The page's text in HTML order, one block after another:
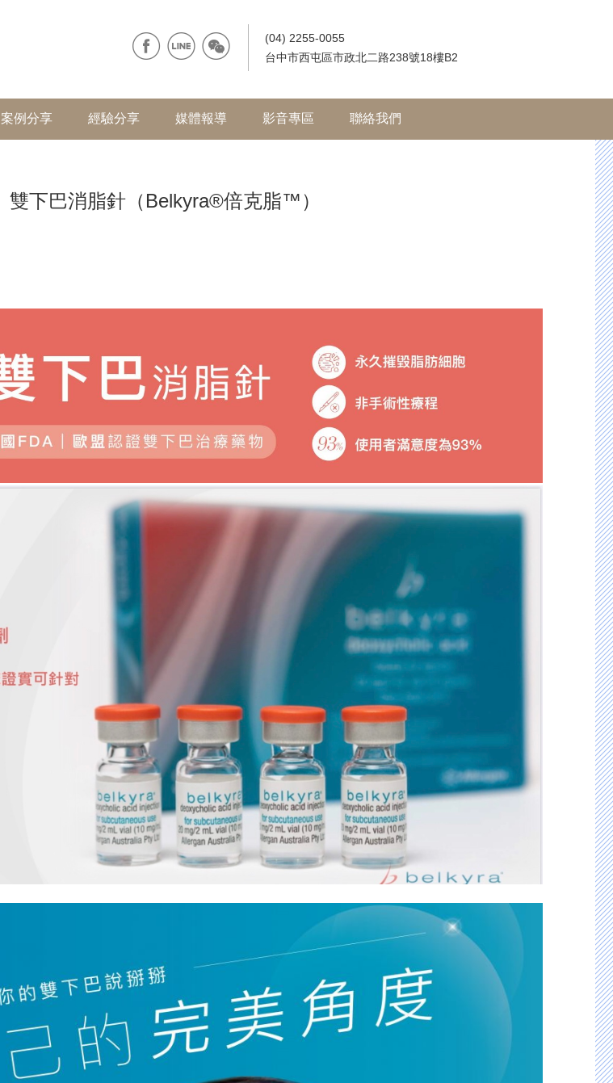
(04) 2255-0055
台中市西屯區市政北二路238號18樓B2
案例分享 經驗分享 媒體報導 影音專區 聯絡我們
雙下巴消脂針（Belkyra®倍克脂™）